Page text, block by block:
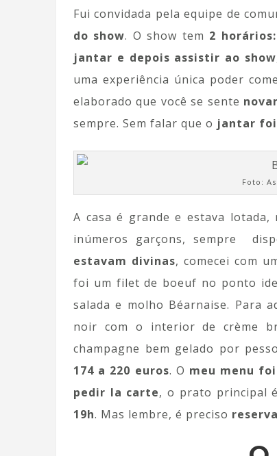
Fui convidada pela equipe de
do show. O show tem 2
jantar e depois assistir ao show
uma experiência única poder
elaborado que você se sente
sempre. Sem falar que o jantar foi
Foto:
A casa é grande e estava
inúmeros garçons, sempre
estavam divinas, comecei com
foi um filet de boeuf no ponto
salada e molho Béarnaise. Para
noir com o interior de crème
champagne bem gelado por
174 a 220 euros. O meu menu
pedir la carte, o prato principal é
19h. Mas lembre, é preciso